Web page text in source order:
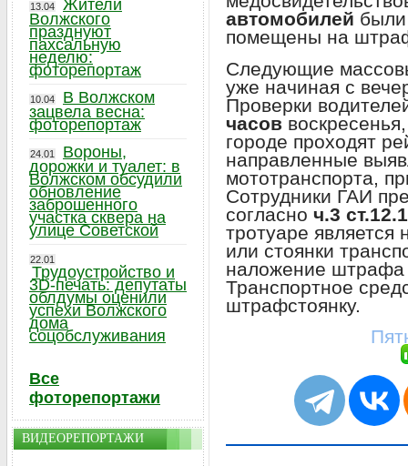
автомобилей
помещены на
Следующие
уже начиная с
Проверки
часов
городе проходят
направленные
мототранспорта,
Сотрудники ГАИ
согласно ч.3
тротуаре
или стоянки
наложение
Транспортное
штрафстоянку.
13.04
Жители
Волжского
празднуют
пахсальную
неделю:
фоторепортаж
10.04
В Волжском
зацвела весна:
фоторепортаж
24.01
Вороны,
дорожки и туалет: в
Волжском обсудили
обновление
заброшенного
участка сквера на
улице Советской
22.01
Трудоустройство и
3D-печать: депутаты
облдумы оценили
успехи Волжского
дома
соцобслуживания
Все
фоторепортажи
ВИДЕОРЕПОРТАЖИ